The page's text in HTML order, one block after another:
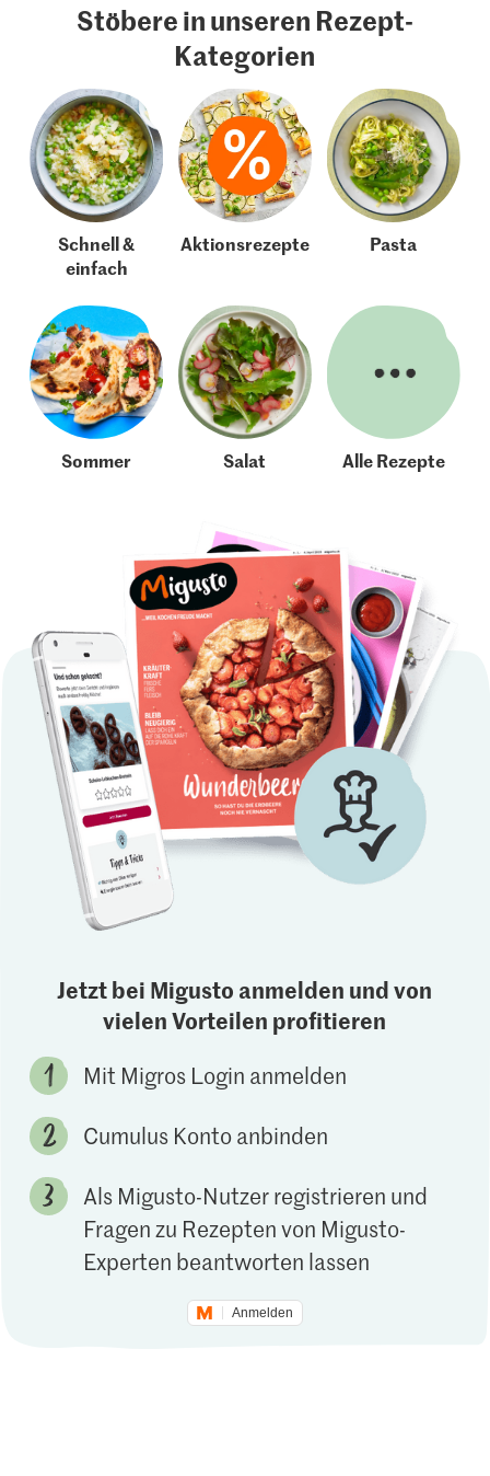
Stöbere in unseren Rezept-
Kategorien
Schnell &
einfach
Aktionsrezepte Pasta
Sommer Salat Alle Rezepte
Jetzt bei Migusto anmelden und von
vielen Vorteilen profitieren
Mit Migros Login anmelden
Cumulus Konto anbinden
Als Migusto-Nutzer registrieren und
Fragen zu Rezepten von Migusto-
Experten beantworten lassen
Anmelden